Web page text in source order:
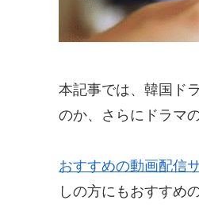
本記事では、韓国ド
のか、さらにドラマ
おすすめの動画配信
しの方にもおすすめ